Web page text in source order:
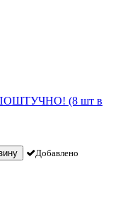
(8 шт в
Добавлено